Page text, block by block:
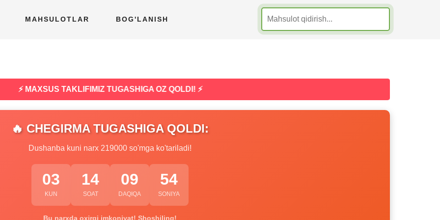
MAHSULOTLAR BOG'LANISH
⚡ MAXSUS TAKLIFIMIZ TUGASHIGA OZ QOLDI! ⚡
🔥 CHEGIRMA TUGASHIGA QOLDI:
Dushanba kuni narx 219000 so'mga ko'tariladi!
03
KUN
14
SOAT
09
DAQIQA
53
SONIYA
Bu narxda oxirgi imkoniyat! Shoshiling!